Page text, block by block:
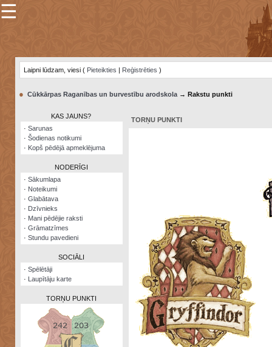
×
Šodienas
notikumi
Visatcera
almanahs
Arhīvs
☰
Laipni lūdzam, viesi ( Pieteikties | Reģistrēties )
● Cūkkārpas Raganības un burvestību arodskola → Rakstu punkti
KAS JAUNS?
·Sarunas
·Šodienas notikumi
· Kopš pēdējā apmeklējuma
NODERĪGI
·Sākumlapa
· Noteikumi
·Glabātava
· Dzīvnieks
· Mani pēdējie raksti
·Grāmatzīmes
·Stundu pavedieni
SOCIĀLI
·Spēlētāji
· Laupītāju karte
TORŅU PUNKTI
TORŅU PUNKTI